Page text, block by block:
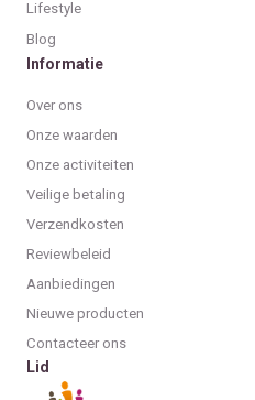
Lifestyle
Blog
Informatie
Over ons
Onze waarden
Onze activiteiten
Veilige betaling
Verzendkosten
Reviewbeleid
Aanbiedingen
Nieuwe producten
Contacteer ons
Lid